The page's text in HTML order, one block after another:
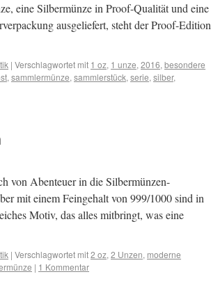
eine Silbermünze in Proof-Qualität und eine
ausgeliefert, steht der Proof-Edition
| Verschlagwortet mit 1 oz, 1 unze, 2016, besondere
, sammlermünze, sammlerstück, serie, silber,
von Abenteuer in die Silbermünzen-
mit einem Feingehalt von 999/1000 sind in
Motiv, das alles mitbringt, was eine
| Verschlagwortet mit2 oz, 2 Unzen, moderne
| 1 Kommentar